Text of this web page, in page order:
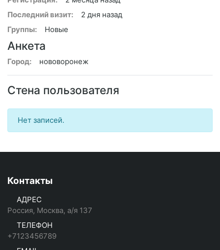
Последний визит:
2 дня назад
Группы:
Новые
Анкета
Город: нововоронеж
Стена пользователя
Нет записей.
Контакты
АДРЕС
Россия, Москва, а/я 137
ТЕЛЕФОН
+7123456789